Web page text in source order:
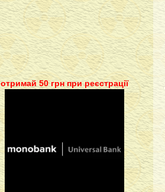
отримай 50 грн при реєстрації